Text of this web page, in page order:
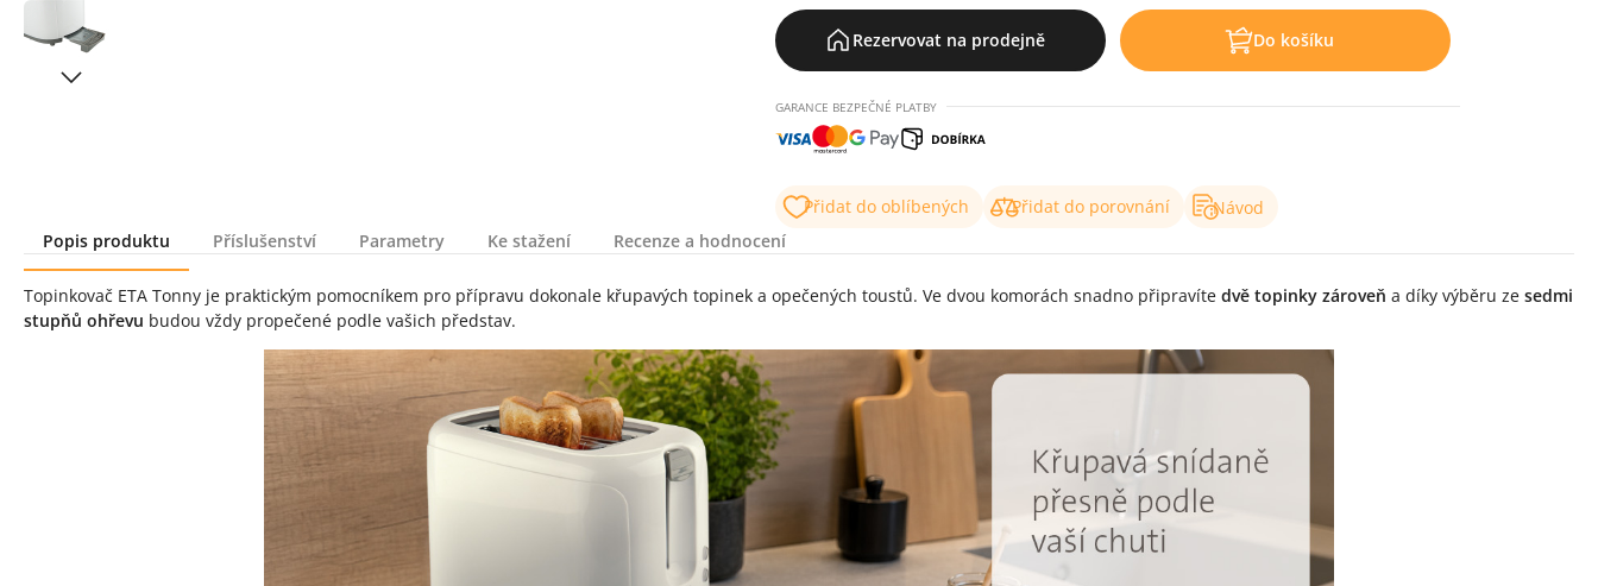
Rezervovat na prodejně Do košíku
GARANCE BEZPEČNÉ PLATBY
Přidat do oblíbených Přidat do porovnání
Návod
Popis produktu
Příslušenství Parametry Ke stažení Recenze a hodnocení
Popis produktu
Topinkovač ETA Tonny je praktickým pomocníkem pro přípravu dokonale křupavých topinek a opečených toustů. Ve dvou komorách snadno připravíte dvě topinky zároveň a díky výběru ze sedmi
stupňů ohřevu budou vždy propečené podle vašich představ.